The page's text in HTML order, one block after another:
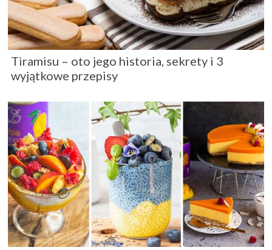
Tiramisu – oto jego historia, sekrety i 3
wyjątkowe przepisy